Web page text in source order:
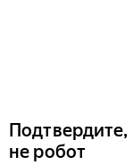
Подтвердите,
не робот